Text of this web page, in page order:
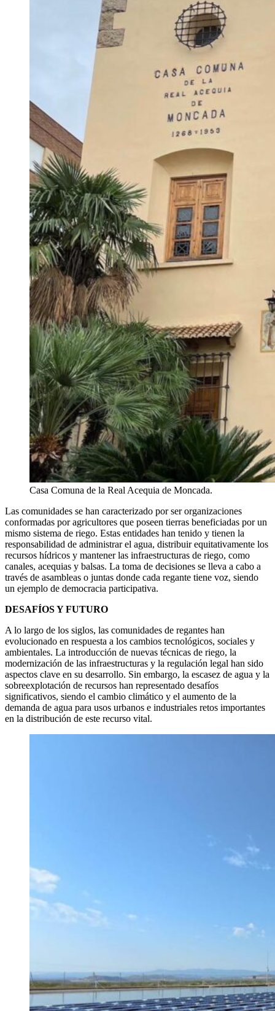
Casa Comuna de la Real Acequia de Moncada.
Las comunidades se han caracterizado por ser organizaciones
conformadas por agricultores que poseen tierras beneficiadas por un
mismo sistema de riego. Estas entidades han tenido y tienen la
responsabilidad de administrar el agua, distribuir equitativamente los
recursos hídricos y mantener las infraestructuras de riego, como
canales, acequias y balsas. La toma de decisiones se lleva a cabo a
través de asambleas o juntas donde cada regante tiene voz, siendo
un ejemplo de democracia participativa.
DESAFÍOS Y FUTURO
A lo largo de los siglos, las comunidades de regantes han
evolucionado en respuesta a los cambios tecnológicos, sociales y
ambientales. La introducción de nuevas técnicas de riego, la
modernización de las infraestructuras y la regulación legal han sido
aspectos clave en su desarrollo. Sin embargo, la escasez de agua y la
sobreexplotación de recursos han representado desafíos
significativos, siendo el cambio climático y el aumento de la
demanda de agua para usos urbanos e industriales retos importantes
en la distribución de este recurso vital.